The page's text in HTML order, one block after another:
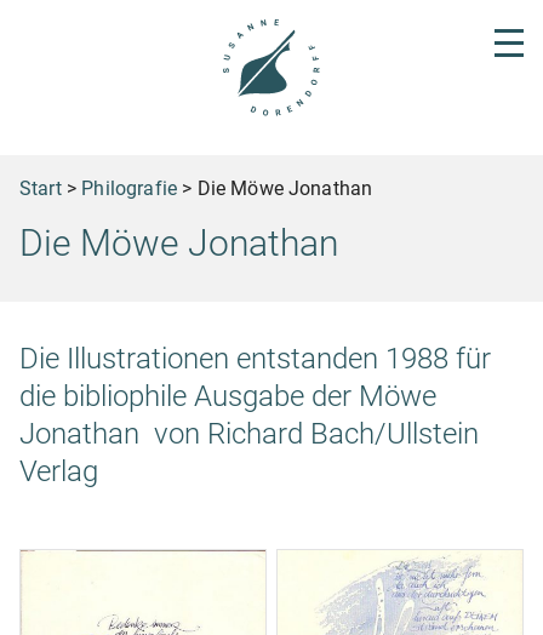
Start> Philografie > Die Möwe Jonathan
Die Möwe Jonathan
Die Illustrationen entstanden 1988 für
die bibliophile Ausgabe der Möwe
Jonathan von Richard Bach/Ullstein
Verlag